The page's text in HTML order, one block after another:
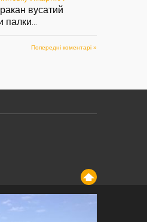
вусатий
палки
Попередні коментарі »